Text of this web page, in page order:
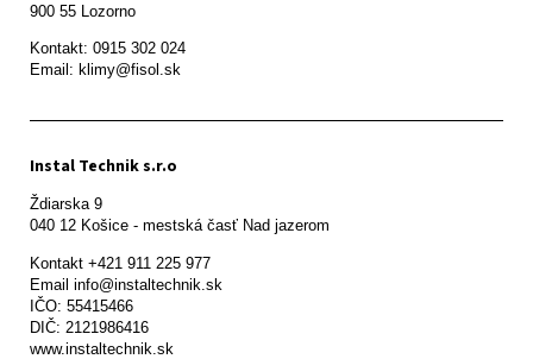
900 55 Lozorno
Kontakt: 0915 302 024
Email: klimy@fisol.sk
Instal Technik s.r.o
Ždiarska 9
Kontakt +421 911 225 977
Email info@instaltechnik.sk
IČO: 55415466
DIČ: 2121986416
www.instaltechnik.sk